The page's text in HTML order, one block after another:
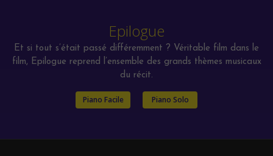
Epilogue
Et si tout s’était passé différemment ? Véritable film dans le
film, Epilogue reprend l’ensemble des grands thèmes musicaux
du récit.
Piano Facile Piano Solo